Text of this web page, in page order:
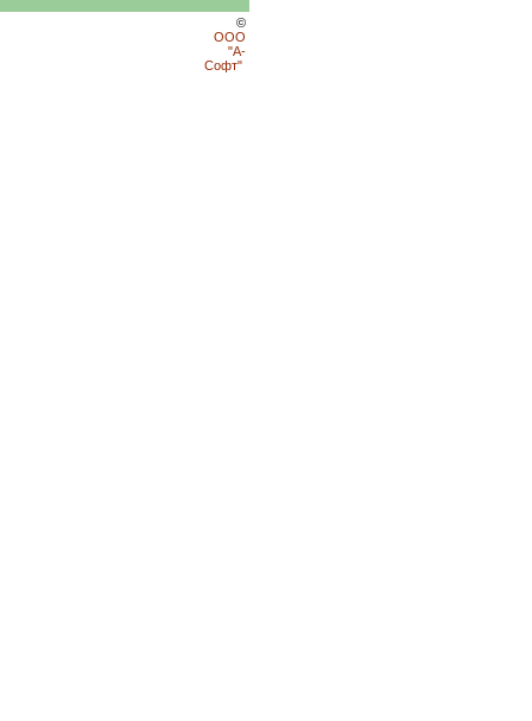
©
ООО
"А-
Софт"